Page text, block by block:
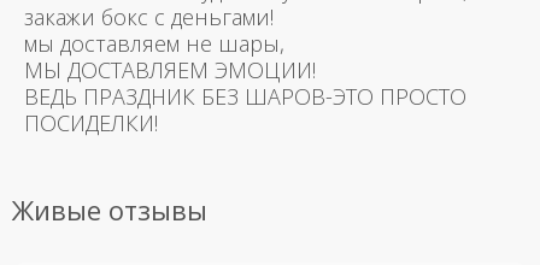
закажи бокс с деньгами!
мы доставляем не шары,
МЫ ДОСТАВЛЯЕМ ЭМОЦИИ!
ВЕДЬ ПРАЗДНИК БЕЗ ШАРОВ-ЭТО ПРОСТО
ПОСИДЕЛКИ!
Живые отзывы